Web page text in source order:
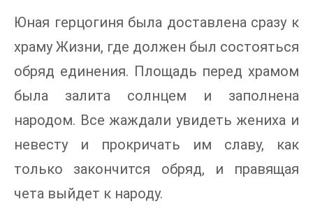
Юная герцогиня была доставлена сразу к
храму Жизни, где должен был состояться
обряд единения. Площадь перед храмом
была залита солнцем и заполнена
народом. Все жаждали увидеть жениха и
невесту и прокричать им славу, как
только закончится обряд, и правящая
чета выйдет к народу.